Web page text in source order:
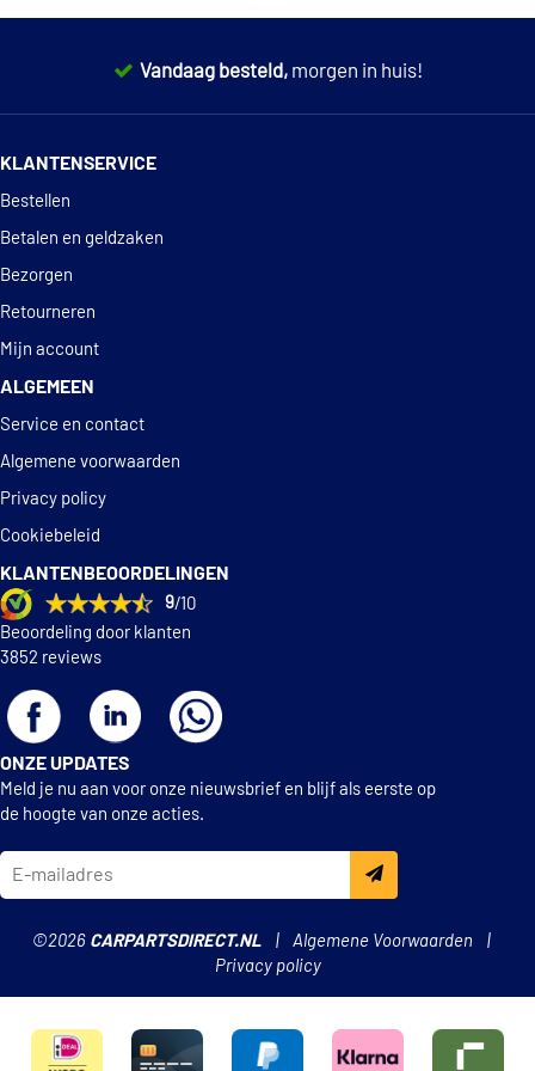
Vandaag besteld, morgen in huis!
KLANTENSERVICE
Bestellen
Betalen en geldzaken
Bezorgen
Retourneren
Mijn account
ALGEMEEN
Service en contact
Algemene voorwaarden
Privacy policy
Cookiebeleid
KLANTENBEOORDELINGEN
9/10
Beoordeling door klanten
3852 reviews
ONZE UPDATES
Meld je nu aan voor onze nieuwsbrief en blijf als eerste op
de hoogte van onze acties.
©2026 CARPARTSDIRECT.NL
Algemene Voorwaarden
Privacy policy